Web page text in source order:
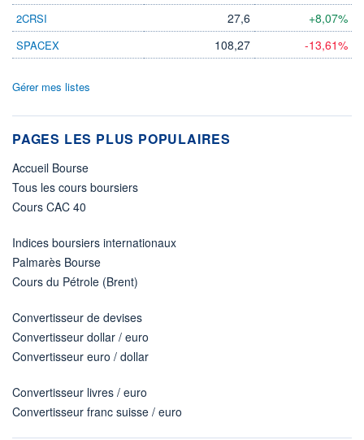
2CRSI 27,6 +8,07%
SPACEX 108,27 -13,61%
Gérer mes listes
PAGES LES PLUS POPULAIRES
Accueil Bourse
Tous les cours boursiers
Cours CAC 40
Indices boursiers internationaux
Palmarès Bourse
Cours du Pétrole (Brent)
Convertisseur de devises
Convertisseur dollar / euro
Convertisseur euro / dollar
Convertisseur livres / euro
Convertisseur franc suisse / euro